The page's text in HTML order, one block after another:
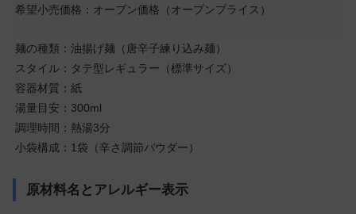
希望小売価格：オープン価格（オープンプライス）
麺の種類：油揚げ麺（唐辛子練り込み麺）
スタイル：タテ型レギュラー（標準サイズ）
容器材質：紙
湯量目安：300ml
調理時間：熱湯3分
小袋構成：1袋（辛さ調節パウダー）
原材料名とアレルギー表示